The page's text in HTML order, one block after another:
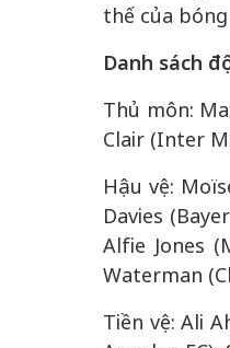
thế của
Danh sách
Thủ môn:
Clair (Inter
Hậu vệ:
Davies
Alfie Jones
Waterman
Tiền vệ: Ali